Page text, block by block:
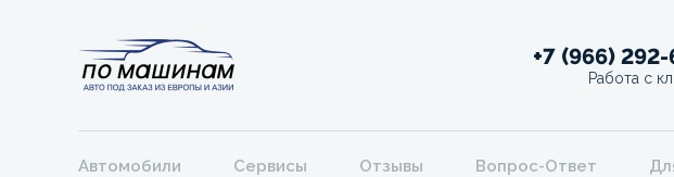
+7 (966)
Работа с
Автомобили Сервисы Отзывы Вопрос-Ответ